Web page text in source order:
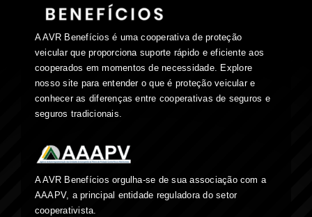
A AVR Benefícios é uma cooperativa de proteção
veicular que proporciona suporte rápido e eficiente aos
cooperados em momentos de necessidade. Explore
nosso site para entender o que é proteção veicular e
conhecer as diferenças entre cooperativas de seguros e
seguros tradicionais.
A AVR Benefícios orgulha-se de sua associação com a
AAAPV, a principal entidade reguladora do setor
cooperativista.